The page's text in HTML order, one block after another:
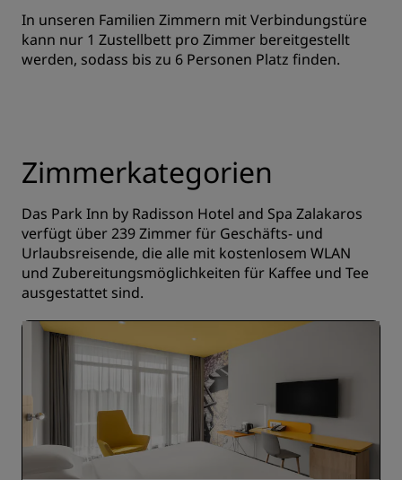
In unseren Familien Zimmern mit Verbindungstüre
kann nur 1 Zustellbett pro Zimmer bereitgestellt
werden, sodass bis zu 6 Personen Platz finden.
Zimmerkategorien
Das Park Inn by Radisson Hotel and Spa Zalakaros
verfügt über 239 Zimmer für Geschäfts- und
Urlaubsreisende, die alle mit kostenlosem WLAN
und Zubereitungsmöglichkeiten für Kaffee und Tee
ausgestattet sind.